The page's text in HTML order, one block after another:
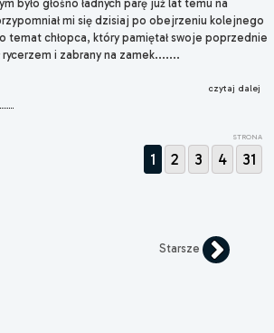
było głośno ładnych parę już lat temu na
mi się dzisiaj po obejrzeniu kolejnego
temat chłopca, który pamiętał swoje poprzednie
i zabrany na zamek.......
czytaj dalej
STRONA
1 2 3 4 31
Starsze